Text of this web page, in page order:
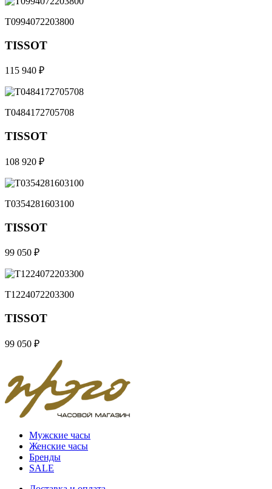
T0994072203800
TISSOT
115 940 ₽
T0484172705708
TISSOT
108 920 ₽
T0354281603100
TISSOT
99 050 ₽
T1224072203300
TISSOT
99 050 ₽
Мужские часы
Женские часы
Бренды
SALE